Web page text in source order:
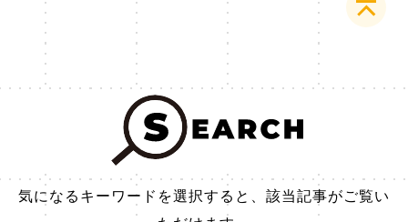
気になるキーワードを選択すると、該当記事がご覧い